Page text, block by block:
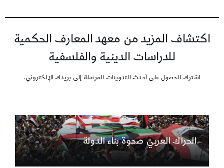
اكتشاف المزيد من معهد المعارف الحكمية
للدراسات الدينية والفلسفية
اشترك للحصول على أحدث التدوينات المرسلة إلى بريدك الإلكتروني.
الحراك العربيّ صحوة بناء الدولة